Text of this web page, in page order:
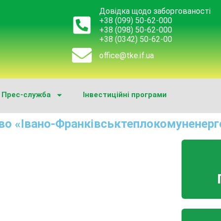
Довідка щодо заборгованості
+38 (099) 50-62-000
+38 (098) 50-62-000
+38 (0342) 50-62-00
office@tke.if.ua
Прес-служба Інвестиційні програми
«Івано-